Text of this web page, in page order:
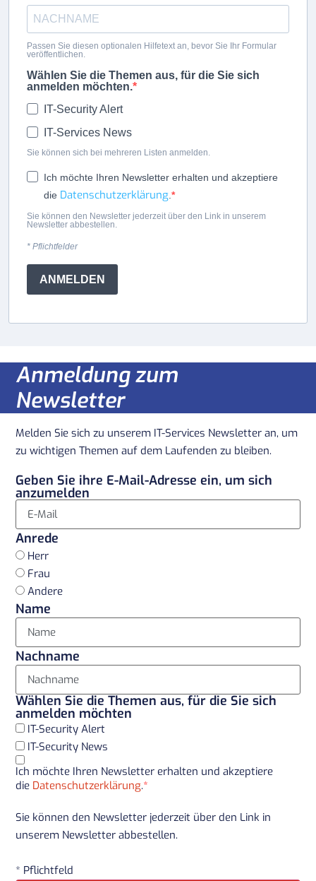
Passen Sie diesen optionalen Hilfetext an, bevor Sie Ihr Formular
veröffentlichen.
Wählen Sie die Themen aus, für die Sie sich
anmelden möchten.
IT-Security Alert
IT-Services News
Sie können sich bei mehreren Listen anmelden.
Ich möchte Ihren Newsletter erhalten und akzeptiere
die Datenschutzerklärung
Sie können den Newsletter jederzeit über den Link in unserem
Newsletter abbestellen.
* Pflichtfelder
ANMELDEN
Anmeldung zum
Newsletter
Melden Sie sich zu unserem IT-Services Newsletter an, um
zu wichtigen Themen auf dem Laufenden zu bleiben.
Geben Sie ihre E-Mail-Adresse ein, um sich
anzumelden
Anrede
Herr
Frau
Andere
Name
Nachname
Wählen Sie die Themen aus, für die Sie sich
anmelden möchten
IT-Security Alert
IT-Security News
Ich möchte Ihren Newsletter erhalten und akzeptiere
die Datenschutzerklärung.*
Sie können den Newsletter jederzeit über den Link in
unserem Newsletter abbestellen.
* Pflichtfeld